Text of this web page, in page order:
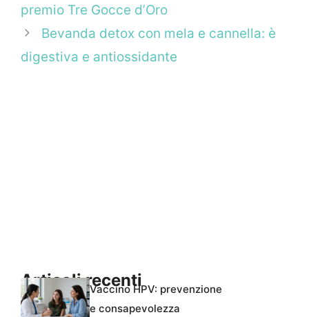
premio Tre Gocce d’Oro
Bevanda detox con mela e cannella: è
digestiva e antiossidante
Articoli recentiVaccino HPV: prevenzione
e consapevolezza